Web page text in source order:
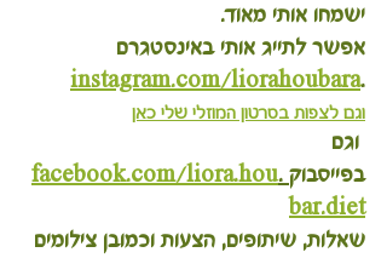
ישמחו אותי מאוד.
אפשר לתייג אותי באינסטגרם
.
instagram.com/liorahoubara
וגם לצפות בסרטון המוזלי שלי כאן
וגם
בפייסבוק .
facebook.com/liora.hou
bar.diet
שאלות, שיתופים, הצעות וכמובן צילומים